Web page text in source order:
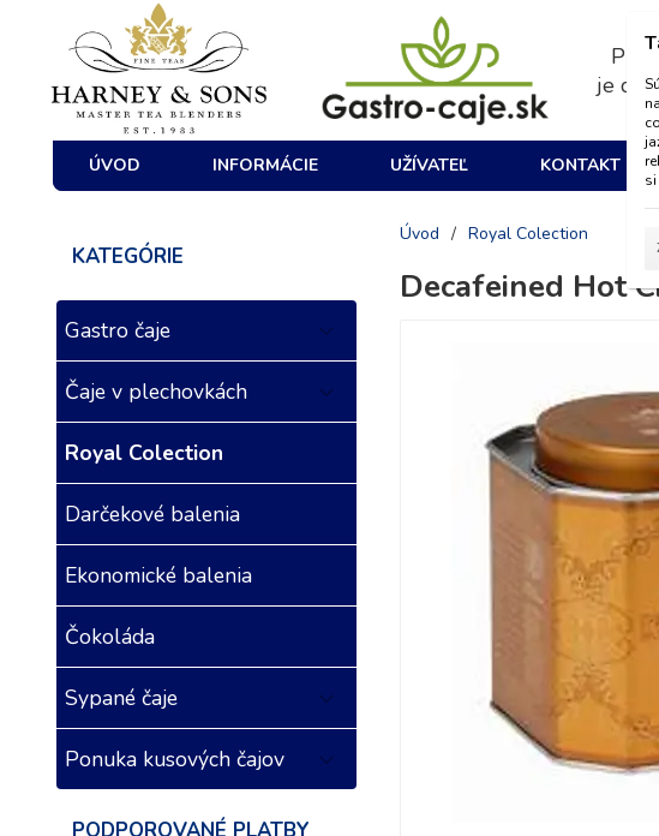
Pri
je
ÚVOD INFORMÁCIE UŽÍVATEĽ KONTAKT
KATEGÓRIE
Gastro čaje
Čaje v plechovkách
Royal Colection
Darčekové balenia
Ekonomické balenia
Čokoláda
Sypané čaje
Ponuka kusových čajov
Úvod / Royal Colection
Decafeined Hot